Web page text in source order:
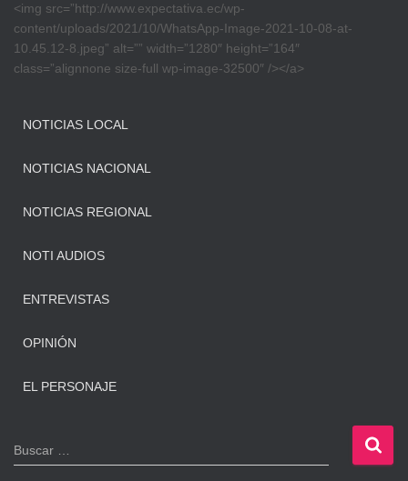
<img src=”http://www.expectativa.ec/wp-
content/uploads/2021/10/WhatsApp-Image-2021-10-08-at-
10.45.12-8.jpeg” alt=”” width=”1280″ height=”164″
class=”alignnone size-full wp-image-32500″ /></a>
NOTICIAS LOCAL
NOTICIAS NACIONAL
NOTICIAS REGIONAL
NOTI AUDIOS
ENTREVISTAS
OPINIÓN
EL PERSONAJE
B
u
Buscar …